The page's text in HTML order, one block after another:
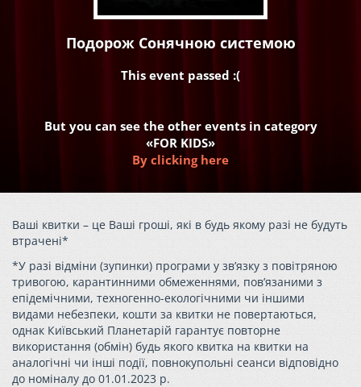
Подорож Сонячною системою
This event passed :(
But you can see the other events in category
«FOR KIDS»
By clicking here
Ваші квитки – це Ваші гроші, які в будь якому разі не будуть
втрачені*
*У разі відміни (зупинки) програми у зв’язку з повітряною
тривогою, карантинними обмеженнями, пов’язаними з
епідемічними, техногенно-екологічними чи іншими
видами небезпеки, кошти за квитки не повертаються,
однак Київський Планетарій гарантує повторне
використання (обмін) будь якого квитка на квитки на
аналогічні чи інші події, повнокупольні сеанси відповідно
до номіналу до 01.01.2023 р.